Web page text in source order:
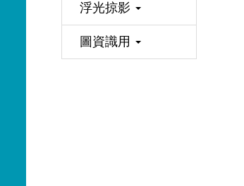
浮光掠影
圖資識用